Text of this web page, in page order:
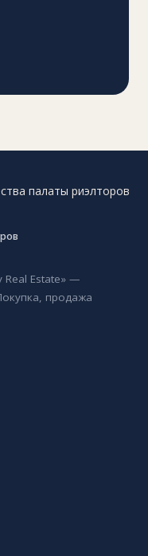
Real Estate» —
продажа